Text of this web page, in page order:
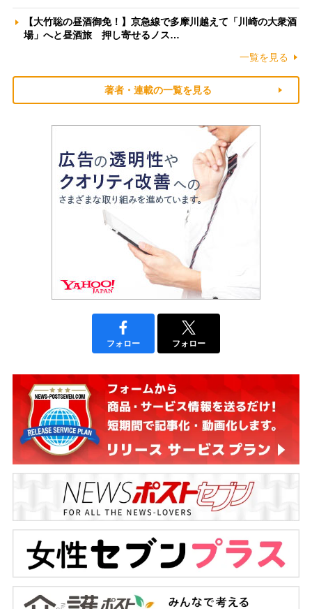
【大竹聡の昼酒御免！】京急線で多摩川越えて「川崎の大衆酒
場」へと昼酒旅 押し寄せるノス…
一覧を見る
著者・連載の一覧を見る
フォロー フォロー